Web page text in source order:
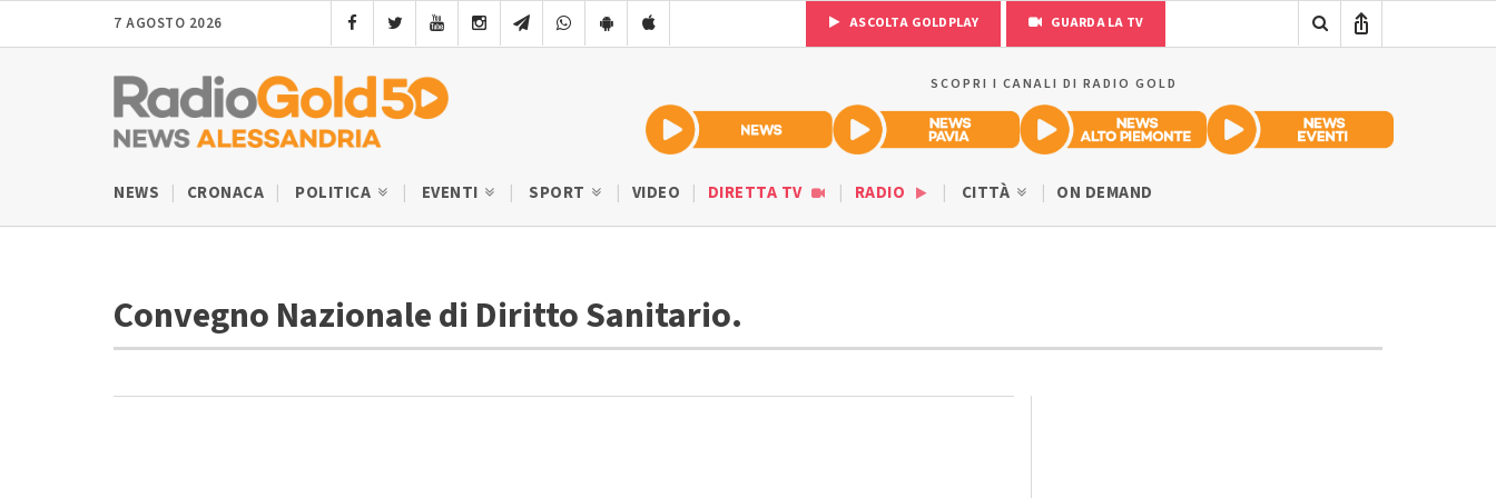
7 AGOSTO 2026 ASCOLTA GOLDPLAY GUARDA LA TV
SCOPRI I CANALI DI RADIO GOLD
NEWS CRONACA POLITICA EVENTI SPORT VIDEO DIRETTA TV RADIO CITTÀ ON DEMAND
Convegno Nazionale di Diritto Sanitario.